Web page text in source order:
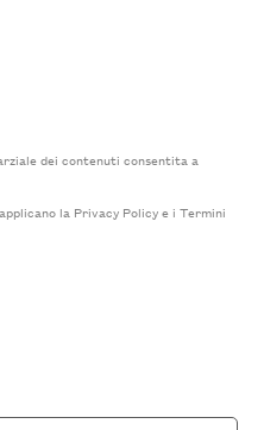
dei contenuti consentita a
la Privacy Policye i Termini